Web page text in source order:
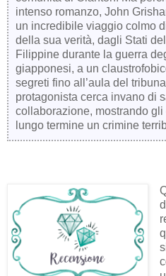
intenso romanzo, John
un incredibile viaggio colmo
della sua verità, dagli Stati
Filippine durante la guerra
giapponesi, a un
segreti fino all’aula del
protagonista cerca invano di
collaborazione, mostrando gli
lungo termine un crimine